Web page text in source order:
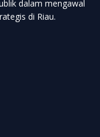
dalam mengawal
di Riau.